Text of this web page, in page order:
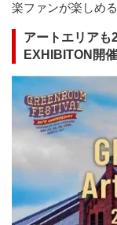
楽ファンが楽しめ
アートエリアも
EXHIBITON開催